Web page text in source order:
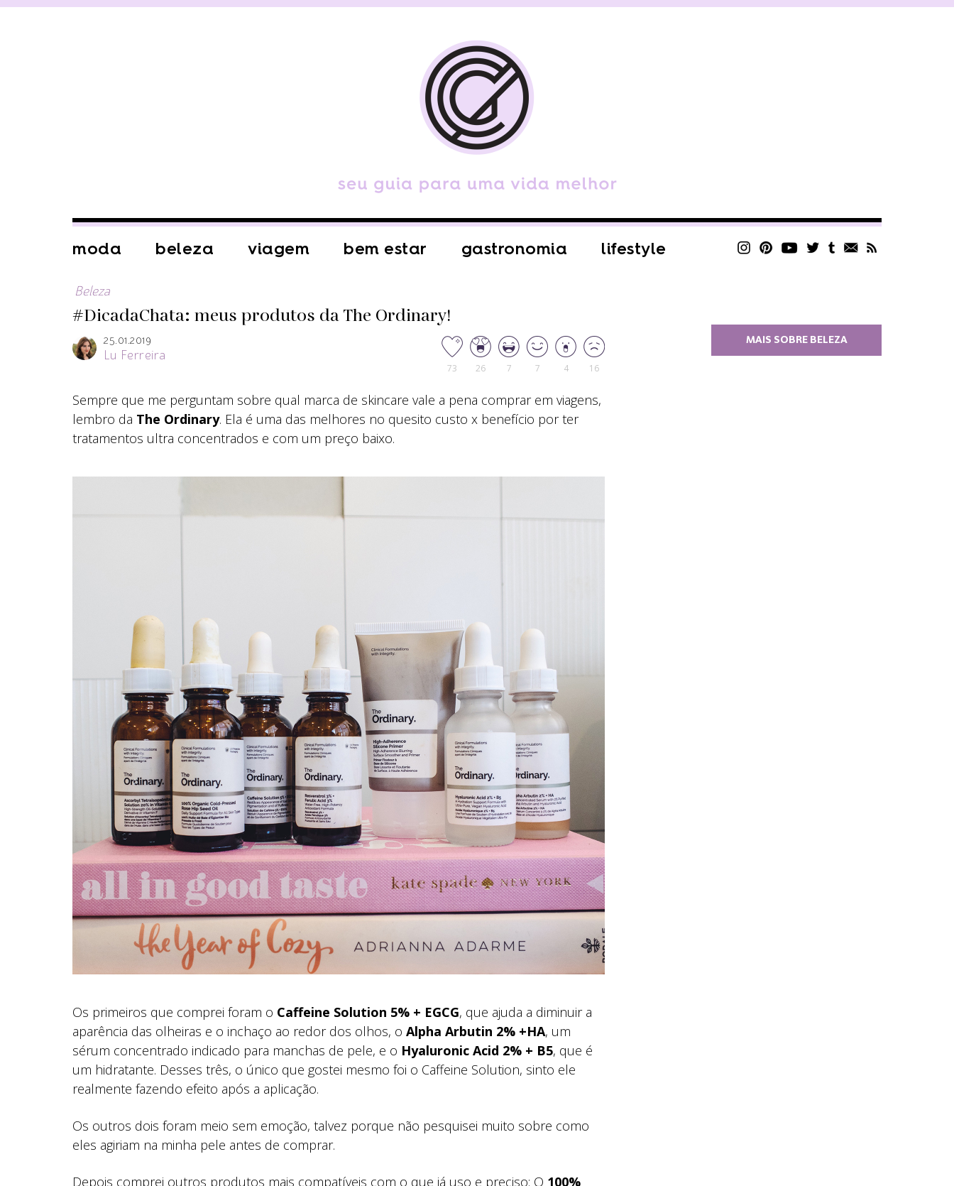
moda beleza viagem bem estar gastronomia lifestyle
Beleza
#DicadaChata: meus produtos da The Ordinary!
25.01.2019
Lu Ferreira
73 26 7 7 4 16
Sempre que me perguntam sobre qual marca de skincare vale a pena comprar em viagens,
lembro da The Ordinary. Ela é uma das melhores no quesito custo x benefício por ter
tratamentos ultra concentrados e com um preço baixo.
Os primeiros que comprei foram o Caffeine Solution 5% + EGCG, que ajuda a diminuir a
aparência das olheiras e o inchaço ao redor dos olhos, o Alpha Arbutin 2% +HA, um
sérum concentrado indicado para manchas de pele, e o Hyaluronic Acid 2% + B5, que é
um hidratante. Desses três, o único que gostei mesmo foi o Caffeine Solution, sinto ele
realmente fazendo efeito após a aplicação.
Os outros dois foram meio sem emoção, talvez porque não pesquisei muito sobre como
eles agiriam na minha pele antes de comprar.
Depois comprei outros produtos mais compatíveis com o que já uso e preciso: O 100%
MAIS SOBRE BELEZA